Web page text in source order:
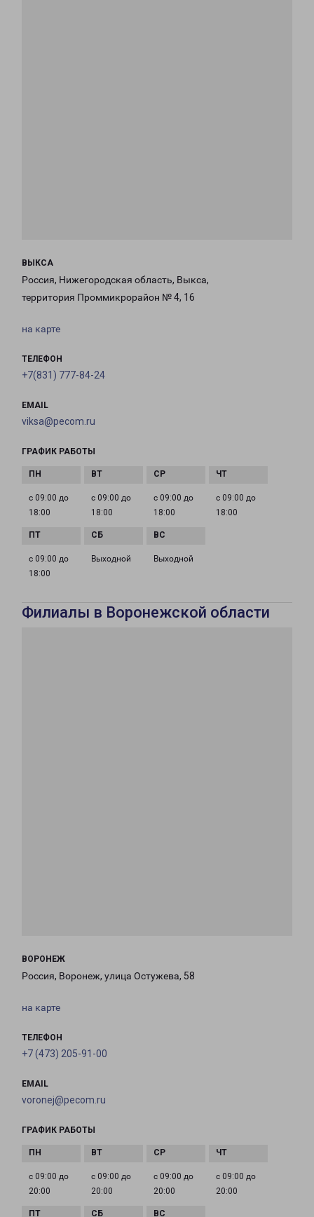
ВЫКСА
Россия, Нижегородская область, Выкса,
территория Проммикрорайон № 4, 16
на карте
ТЕЛЕФОН
+7(831) 777-84-24
EMAIL
viksa@pecom.ru
ГРАФИК РАБОТЫ
с 09:00 до
18:00
с 09:00 до
18:00
с 09:00 до
18:00
с 09:00 до
18:00
с 09:00 до
18:00
Выходной Выходной
Филиалы в Воронежской области
ВОРОНЕЖ
Россия, Воронеж, улица Остужева, 58
на карте
ТЕЛЕФОН
+7 (473) 205-91-00
EMAIL
voronej@pecom.ru
ГРАФИК РАБОТЫ
с 09:00 до
20:00
с 09:00 до
20:00
с 09:00 до
20:00
с 09:00 до
20:00